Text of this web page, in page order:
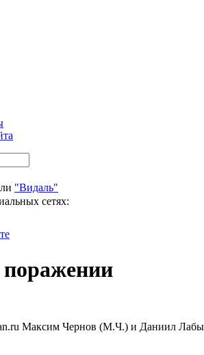
"Видаль"
сетях:
Максим Чернов (М.Ч.) и Даниил